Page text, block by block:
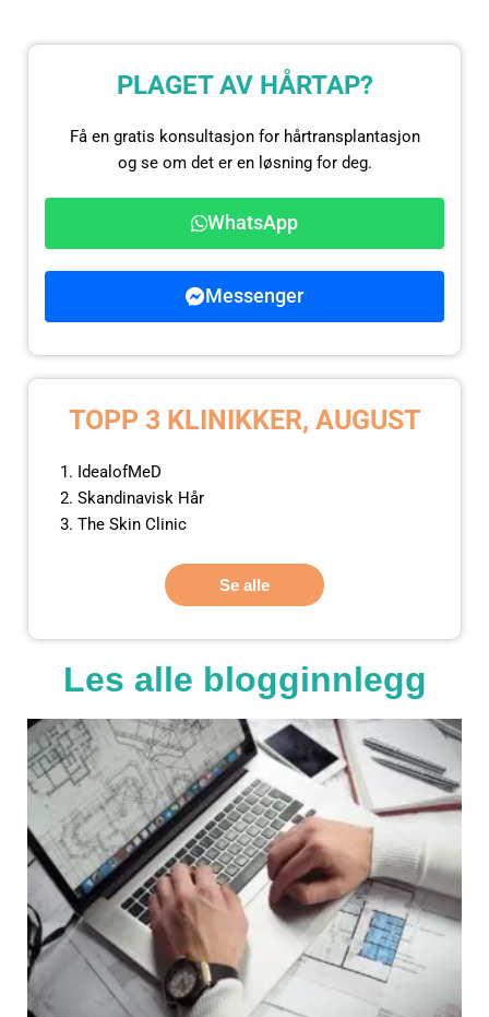
PLAGET AV HÅRTAP?
Få en gratis konsultasjon for hårtransplantasjon
og se om det er en løsning for deg.
WhatsApp
Messenger
TOPP 3 KLINIKKER, AUGUST
IdealofMeD
Skandinavisk Hår
The Skin Clinic
Se alle
Les alle blogginnlegg